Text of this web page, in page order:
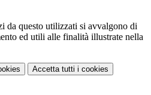
da questo utilizzati si avvalgono di
ed utili alle finalità illustrate nella
Accetta tutti i cookies